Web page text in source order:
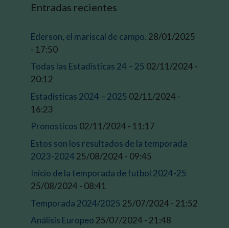
Entradas recientes
Ederson, el mariscal de campo. 28/01/2025
- 17:50
Todas las Estadísticas 24 – 25 02/11/2024 -
20:12
Estadísticas 2024 – 2025 02/11/2024 -
16:23
Pronosticos 02/11/2024 - 11:17
Estos son los resultados de la temporada
2023-2024 25/08/2024 - 09:45
Inicio de la temporada de futbol 2024-25
25/08/2024 - 08:41
Temporada 2024/2025 25/07/2024 - 21:52
Análisis Europeo 25/07/2024 - 21:48